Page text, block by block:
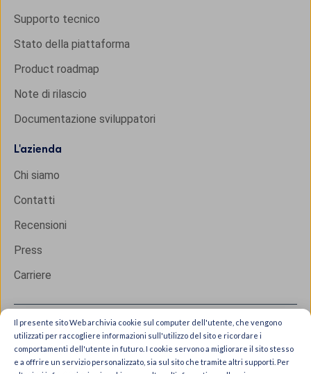
Il presente sito Web archivia cookie sul computer dell'utente, che vengono
utilizzati per raccogliere informazioni sull'utilizzo del sito e ricordare i
comportamenti dell'utente in futuro. I cookie servono a migliorare il sito stesso
e a offrire un servizio personalizzato, sia sul sito che tramite altri supporti. Per
Supporto tecnico
Stato della piattaforma
Product roadmap
Note di rilascio
Documentazione sviluppatori
L'azienda
Chi siamo
Contatti
Recensioni
Press
Carriere
Copyright © 2026 IXON B.V. All rights reserved.
Trust Center